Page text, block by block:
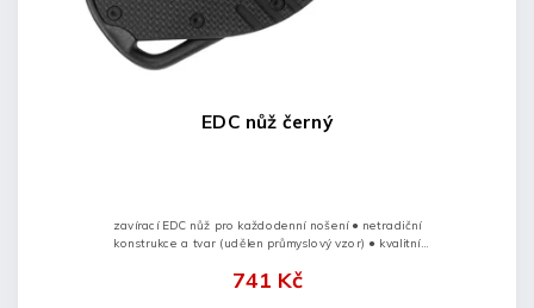
EDC nůž černý
741 Kč
zavírací EDC nůž pro každodenní nošení ● netradiční
konstrukce a tvar (udělen průmyslový vzor) ● kvalitní
(titan)...